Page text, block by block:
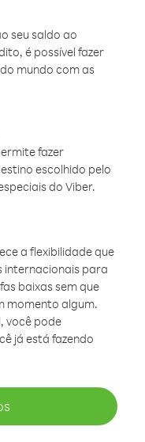
seu saldo ao
é possível fazer
mundo com as
fazer
escolhido pelo
do Viber.
a flexibilidade que
internacionais para
baixas sem que
momento algum.
você pode
já está fazendo